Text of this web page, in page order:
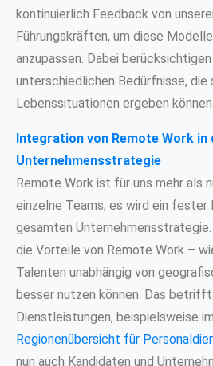
kontinuierlich Feedback von
Führungskräften, um diese
anzupassen. Dabei
unterschiedlichen Bedürfnisse, die
Lebenssituationen ergeben können.
Integration von Remote Work in
Unternehmensstrategie
Remote Work ist für uns mehr als
einzelne Teams; es wird ein
gesamten
die Vorteile von Remote Work –
Talenten unabhängig von
besser nutzen können. Das betrifft
Dienstleistungen, beispielsweise
Regionenübersicht für
nun auch Kandidaten und